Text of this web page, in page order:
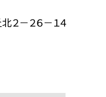
－２６－１４